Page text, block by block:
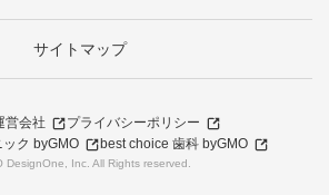
サイトマップ
営会社
プライバシーポリシー
ク byGMO
best choice 歯科 byGMO
DesignOne, Inc. All Rights reserved.